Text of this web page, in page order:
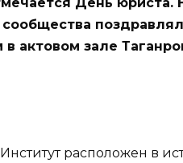
актовом зале
расположен в